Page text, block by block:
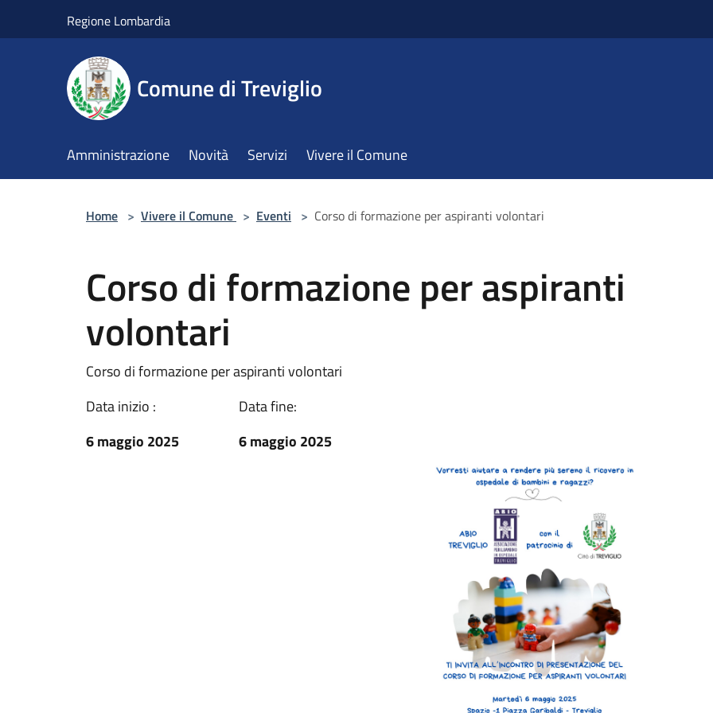
Regione Lombardia
Comune di Treviglio
Amministrazione Novità Servizi Vivere il Comune
Home > Vivere il Comune > Eventi > Corso di formazione per aspiranti volontari
Corso di formazione per aspiranti
volontari
Corso di formazione per aspiranti volontari
Data inizio :
6 maggio 2025
Data fine:
6 maggio 2025